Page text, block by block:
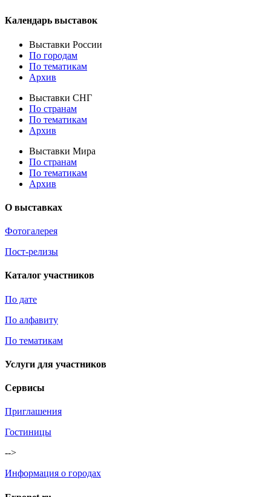
Календарь выставок
Выставки России
По городам
По тематикам
Архив
Выставки СНГ
По странам
По тематикам
Архив
Выставки Мира
По странам
По тематикам
Архив
О выставках
Фотогалерея
Пост-релизы
Каталог участников
По дате
По алфавиту
По тематикам
Услуги для участников
Сервисы
Приглашения
Гостиницы
-->
Информация о городах